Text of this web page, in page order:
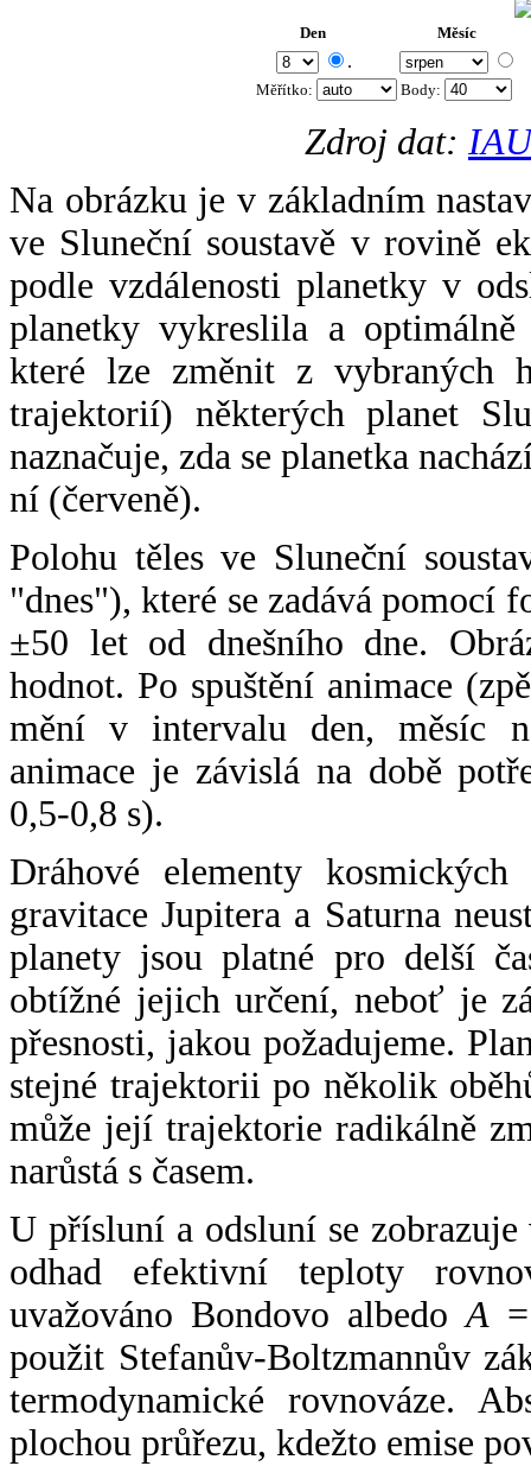
Den Měsíc
.
Měřítko: Body:
Zdroj dat:
Na obrázku je v základním
ve Sluneční soustavě v rovině
podle vzdálenosti planetky v
planetky vykreslila a
které lze změnit z vybraných
trajektorií) některých planet
naznačuje, zda se planetka
ní (červeně).
Polohu těles ve Sluneční
"dnes"), které se zadává pomocí
±50 let od dnešního dne.
hodnot. Po spuštění animace
mění v intervalu den, měsíc
animace je závislá na době
0,5-0,8 s).
Dráhové elementy
gravitace Jupitera a Saturna
planety jsou platné pro delší
obtížné jejich určení, neboť je
přesnosti, jakou požadujeme.
stejné trajektorii po několik
může její trajektorie radikálně
narůstá s časem.
U přísluní a odsluní se
odhad efektivní teploty
uvažováno Bondovo albedoA
použit Stefanův-Boltzmannův
termodynamické rovnováze.
plochou průřezu, kdežto emise